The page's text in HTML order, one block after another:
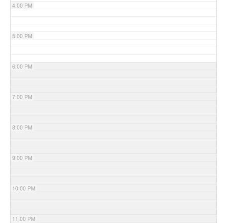
4:00 PM
5:00 PM
6:00 PM
7:00 PM
8:00 PM
9:00 PM
10:00 PM
11:00 PM